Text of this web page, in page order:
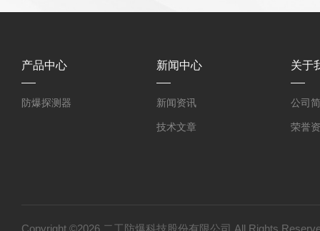
产品中心
防爆探测器
新闻中心
新闻资讯
技术文章
关于
公司
荣誉
Copyright ©2026 二工防爆科技股份有限公司 All Rights